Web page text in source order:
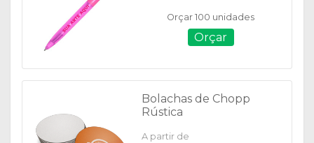
Orçar 100 unidades
Orçar
Bolachas de Chopp
Rústica
A partir de